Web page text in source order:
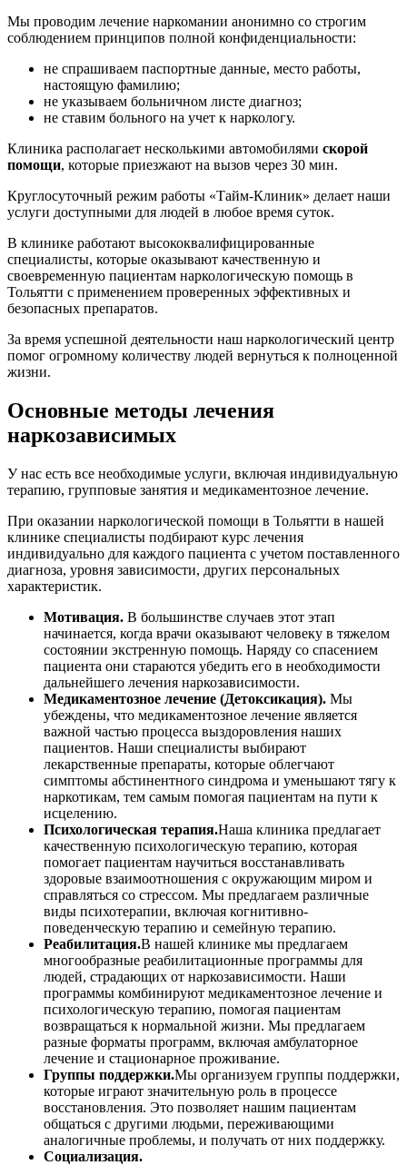
Мы проводим лечение наркомании анонимно со строгим
соблюдением принципов полной конфиденциальности:
не спрашиваем паспортные данные, место работы,
настоящую фамилию;
не указываем больничном листе диагноз;
не ставим больного на учет к наркологу.
Клиника располагает несколькими автомобилями скорой
помощи, которые приезжают на вызов через 30 мин.
Круглосуточный режим работы «Тайм-Клиник» делает наши
услуги доступными для людей в любое время суток.
В клинике работают высококвалифицированные
специалисты, которые оказывают качественную и
своевременную пациентам наркологическую помощь в
Тольятти с применением проверенных эффективных и
безопасных препаратов.
За время успешной деятельности наш наркологический центр
помог огромному количеству людей вернуться к полноценной
жизни.
Основные методы лечения
наркозависимых
У нас есть все необходимые услуги, включая индивидуальную
терапию, групповые занятия и медикаментозное лечение.
При оказании наркологической помощи в Тольятти в нашей
клинике специалисты подбирают курс лечения
индивидуально для каждого пациента с учетом поставленного
диагноза, уровня зависимости, других персональных
характеристик.
Мотивация. В большинстве случаев этот этап
начинается, когда врачи оказывают человеку в тяжелом
состоянии экстренную помощь. Наряду со спасением
пациента они стараются убедить его в необходимости
дальнейшего лечения наркозависимости.
Медикаментозное лечение (Детоксикация). Мы
убеждены, что медикаментозное лечение является
важной частью процесса выздоровления наших
пациентов. Наши специалисты выбирают
лекарственные препараты, которые облегчают
симптомы абстинентного синдрома и уменьшают тягу к
наркотикам, тем самым помогая пациентам на пути к
исцелению.
Психологическая терапия.Наша клиника предлагает
качественную психологическую терапию, которая
помогает пациентам научиться восстанавливать
здоровые взаимоотношения с окружающим миром и
справляться со стрессом. Мы предлагаем различные
виды психотерапии, включая когнитивно-
поведенческую терапию и семейную терапию.
Реабилитация.В нашей клинике мы предлагаем
многообразные реабилитационные программы для
людей, страдающих от наркозависимости. Наши
программы комбинируют медикаментозное лечение и
психологическую терапию, помогая пациентам
возвращаться к нормальной жизни. Мы предлагаем
разные форматы программ, включая амбулаторное
лечение и стационарное проживание.
Группы поддержки.Мы организуем группы поддержки,
которые играют значительную роль в процессе
восстановления. Это позволяет нашим пациентам
общаться с другими людьми, переживающими
аналогичные проблемы, и получать от них поддержку.
Социализация.